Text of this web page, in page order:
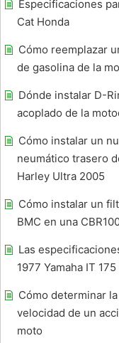
Especificaciones
Cat Honda
Cómo reemplazar
de gasolina de la
Dónde instalar D-
acoplado de la
Cómo instalar un
neumático trasero
Harley Ultra 2005
Cómo instalar un
BMC en una
Las
1977 Yamaha IT 175
Cómo determinar la
velocidad de un
moto